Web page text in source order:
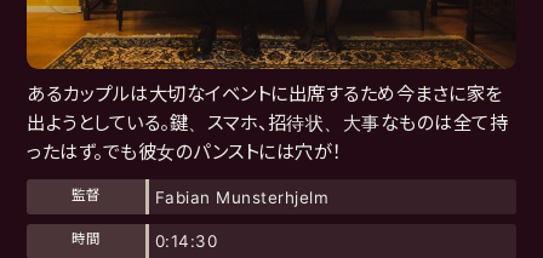
あるカップルは大切なイベントに出席するため今まさに家を
出ようとしている。鍵、スマホ、招待状、大事なものは全て持
ったはず。でも彼女のパンストには穴が！
監督 Fabian Munsterhjelm
時間 0:14:30